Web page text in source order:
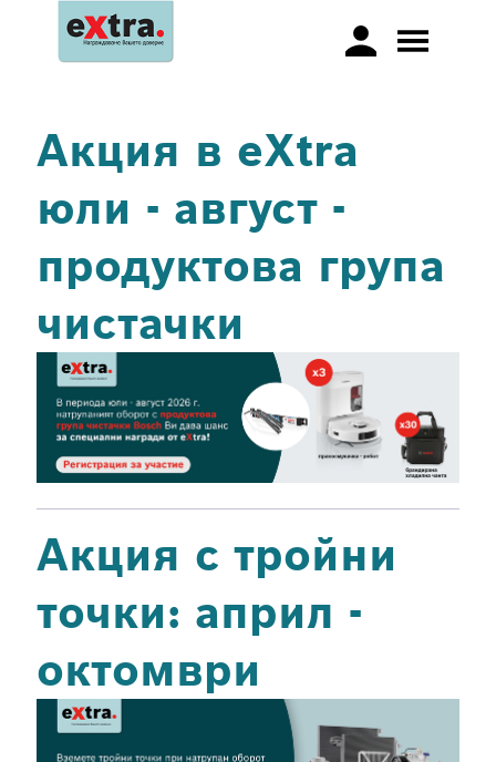
Акция в eXtra
юли - август -
продуктова група
чистачки
Акция с тройни
точки: април -
октомври